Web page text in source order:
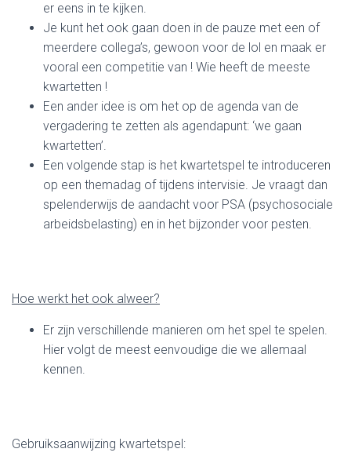
er eens in te kijken.
Je kunt het ook gaan doen in de pauze met een of
meerdere collega’s, gewoon voor de lol en maak er
vooral een competitie van ! Wie heeft de meeste
kwartetten !
Een ander idee is om het op de agenda van de
vergadering te zetten als agendapunt: ‘we gaan
kwartetten’.
Een volgende stap is het kwartetspel te introduceren
op een themadag of tijdens intervisie. Je vraagt dan
spelenderwijs de aandacht voor PSA (psychosociale
arbeidsbelasting) en in het bijzonder voor pesten.
Hoe werkt het ook alweer?
Er zijn verschillende manieren om het spel te spelen.
Hier volgt de meest eenvoudige die we allemaal
kennen.
Gebruiksaanwijzing kwartetspel: